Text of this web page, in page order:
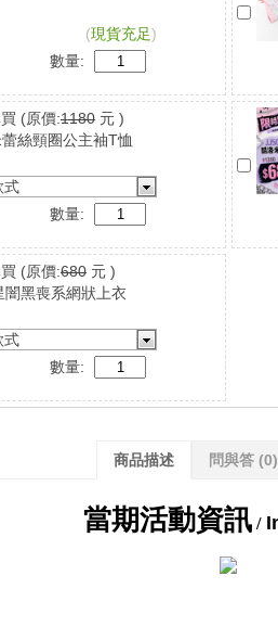
(現貨充足)
數量:
(原價:1180 元 )
絲頸圈公主袖T恤
式
數量:
(原價:680 元 )
闇黑喪系網狀上衣
式
數量:
商品描述 問與答 (0)